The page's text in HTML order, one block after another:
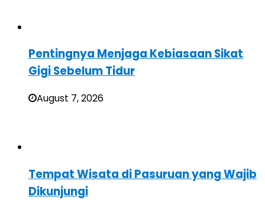
Pentingnya Menjaga Kebiasaan Sikat
Gigi Sebelum Tidur
August 7, 2026
Tempat Wisata di Pasuruan yang Wajib
Dikunjungi